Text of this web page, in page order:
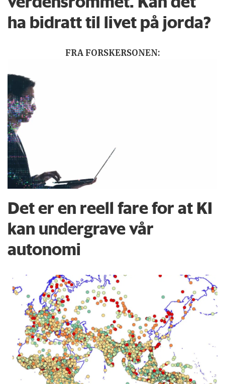
ha bidratt til livet på jorda?
FRA FORSKERSONEN:
Det er en reell fare for at KI
kan undergrave vår
autonomi